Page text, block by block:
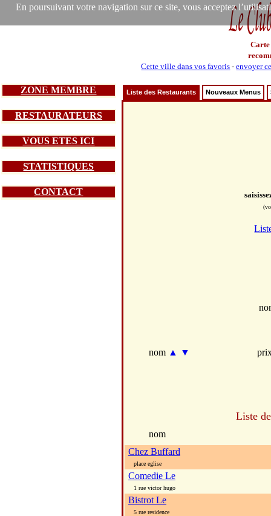
En poursuivant votre navigation sur ce site, vous acceptez
Carte
Cette ville dans vos favoris -envoyer
ZONE MEMBRE
RESTAURATEURS
VOUS ETES ICI
STATISTIQUES
CONTACT
Liste des Restaurants Nouveaux Menus
nom ▲ ▼
Liste
nom
Chez Buffard
place eglise
Comedie Le
1 rue victor hugo
Bistrot Le
5 rue residence